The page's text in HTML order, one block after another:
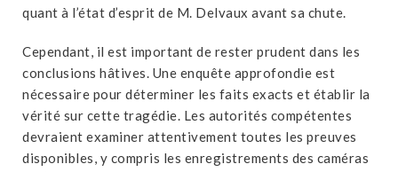
quant à l’état d’esprit de M. Delvaux avant sa chute.
Cependant, il est important de rester prudent dans les
conclusions hâtives. Une enquête approfondie est
nécessaire pour déterminer les faits exacts et établir la
vérité sur cette tragédie. Les autorités compétentes
devraient examiner attentivement toutes les preuves
disponibles, y compris les enregistrements des caméras